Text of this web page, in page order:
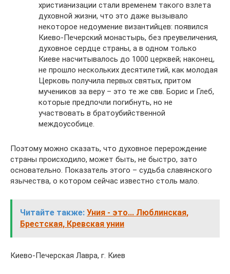
христианизации стали временем такого взлета
духовной жизни, что это даже вызывало
некоторое недоумение византийцев: появился
Киево-Печерский монастырь, без преувеличения,
духовное сердце страны, а в одном только
Киеве насчитывалось до 1000 церквей; наконец,
не прошло нескольких десятилетий, как молодая
Церковь получила первых святых, притом
мучеников за веру – это те же свв. Борис и Глеб,
которые предпочли погибнуть, но не
участвовать в братоубийственной
междоусобице.
Поэтому можно сказать, что духовное перерождение
страны происходило, может быть, не быстро, зато
основательно. Показатель этого – судьба славянского
язычества, о котором сейчас известно столь мало.
Читайте также: Уния - это... Люблинская,
Брестская, Кревская унии
Киево-Печерская Лавра, г. Киев